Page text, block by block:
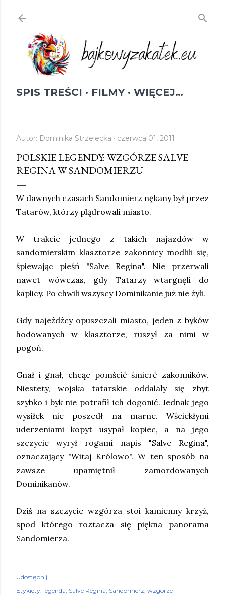
SPIS TREŚCI FILMY WIĘCEJ…
Autor: Dominika Strzelecka czerwca 01, 2011
POLSKIE LEGENDY: WZGÓRZE SALVE
REGINA W SANDOMIERZU
W dawnych czasach Sandomierz nękany był przez
Tatarów, którzy plądrowali miasto.
W trakcie jednego z takich najazdów w
sandomierskim klasztorze zakonnicy modlili się,
śpiewając pieśń "Salve Regina". Nie przerwali
nawet wówczas, gdy Tatarzy wtargnęli do
kaplicy. Po chwili wszyscy Dominikanie już nie żyli.
Gdy najeźdźcy opuszczali miasto, jeden z byków
hodowanych w klasztorze, ruszył za nimi w
pogoń.
Gnał i gnał, chcąc pomścić śmierć zakonników.
Niestety, wojska tatarskie oddalały się zbyt
szybko i byk nie potrafił ich dogonić. Jednak jego
wysiłek nie poszedł na marne. Wściekłymi
uderzeniami kopyt usypał kopiec, a na jego
szczycie wyrył rogami napis "Salve Regina",
oznaczający "Witaj Królowo". W ten sposób na
zawsze upamiętnił zamordowanych
Dominikanów.
Dziś na szczycie wzgórza stoi kamienny krzyż,
spod którego roztacza się piękna panorama
Sandomierza.
Udostępnij
Etykiety: legenda Salve Regina Sandomierz wzgórze